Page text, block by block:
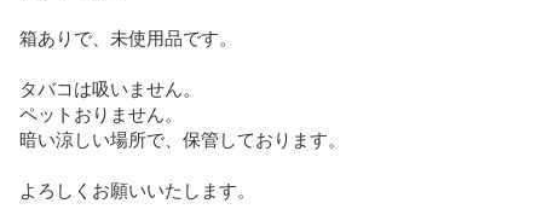
箱ありで、未使用品です。
タバコは吸いません。
ペットおりません。
暗い涼しい場所で、保管しております。
よろしくお願いいたします。